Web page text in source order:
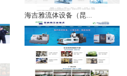
海吉雅流体设备（昆...